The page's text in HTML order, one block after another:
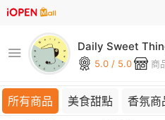
Daily Sweet
5.0 / 5.0 商
所有商品 美食甜點 香氛商